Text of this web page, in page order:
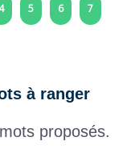
4 5 6 7
à ranger
proposés.